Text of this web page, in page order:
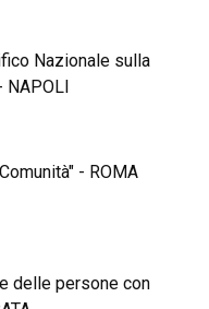
Nazionale sulla
NAPOLI
- ROMA
delle persone con